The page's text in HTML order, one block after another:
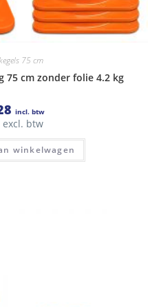
75 cm
75 cm zonder folie 4.2 kg
incl. btw
excl. btw
winkelwagen